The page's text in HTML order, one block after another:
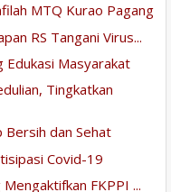
MTQ Kurao Pagang
RS Tangani Virus...
Edukasi Masyarakat
Tingkatkan
Bersih dan Sehat
Covid-19
FKPPI ...